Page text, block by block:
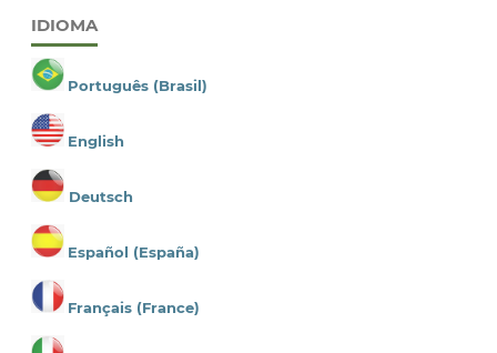
IDIOMA
Português (Brasil)
English
Deutsch
Español (España)
Français (France)